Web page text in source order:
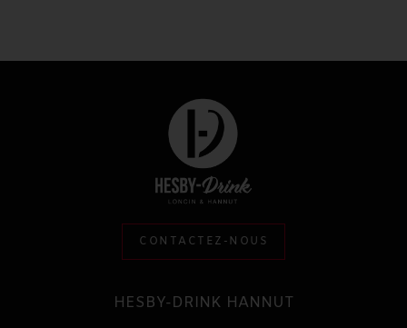
CONTACTEZ-NOUS
HESBY-DRINK HANNUT